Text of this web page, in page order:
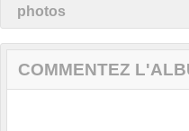
photos
COMMENTEZ